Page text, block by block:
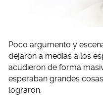
Poco argumento y
dejaron a medias a los
acudieron de forma
esperaban grandes
lograron.